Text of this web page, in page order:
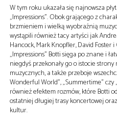
W tym roku ukazała się najnowsza
„Impressions”. Obok grającego z
brzmieniem i wielką wyobraźnią
wystąpili również tacy artyści jak
Hancock, Mark Knopfler, David Foster
„Impressions” Botti sięga po znane i
niegdyś przekonały go o istocie
muzycznych, a także przeboje
Wonderful World”, „Summertime”
również efektem rozmów, które Botti
ostatniej długiej trasy koncertowej
kultur.